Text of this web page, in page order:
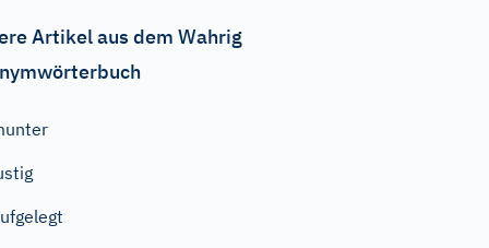
Artikel aus dem Wahrig